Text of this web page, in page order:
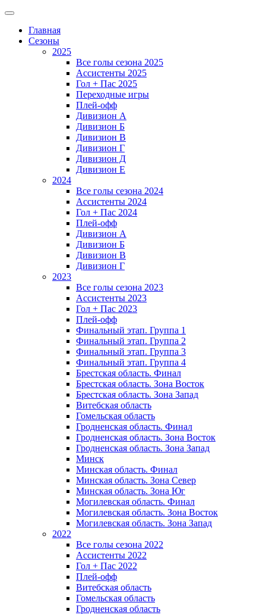
Главная
Сезоны
2025
Все голы сезона 2025
Ассистенты 2025
Гол + Пас 2025
Переходные игры
Плей-офф
Дивизион A
Дивизион Б
Дивизион В
Дивизион Г
Дивизион Д
Дивизион Е
2024
Все голы сезона 2024
Ассистенты 2024
Гол + Пас 2024
Плей-офф
Дивизион A
Дивизион Б
Дивизион В
Дивизион Г
2023
Все голы сезона 2023
Ассистенты 2023
Гол + Пас 2023
Плей-офф
Финальный этап. Группа 1
Финальный этап. Группа 2
Финальный этап. Группа 3
Финальный этап. Группа 4
Брестская область. Финал
Брестская область. Зона Восток
Брестская область. Зона Запад
Витебская область
Гомельская область
Гродненская область. Финал
Гродненская область. Зона Восток
Гродненская область. Зона Запад
Минск
Минская область. Финал
Минская область. Зона Север
Минская область. Зона Юг
Могилевская область. Финал
Могилевская область. Зона Восток
Могилевская область. Зона Запад
2022
Все голы сезона 2022
Ассистенты 2022
Гол + Пас 2022
Плей-офф
Витебская область
Гомельская область
Гродненская область